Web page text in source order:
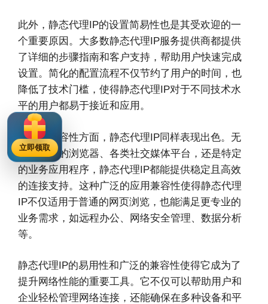
此外，静态代理IP的设置简易性也是其受欢迎的一
个重要原因。大多数静态代理IP服务提供商都提供
了详细的步骤指南和客户支持，帮助用户快速完成
设置。简化的配置流程不仅节约了用户的时间，也
降低了技术门槛，使得静态代理IP对于不同技术水
平的用户都易于接近和应用。
在应用兼容性方面，静态代理IP同样表现出色。无
论是常见的浏览器、各类社交媒体平台，还是特定
的业务应用程序，静态代理IP都能提供稳定且高效
的连接支持。这种广泛的应用兼容性使得静态代理
IP不仅适用于普通的网页浏览，也能满足更专业的
业务需求，如远程办公、网络安全管理、数据分析
等。
静态代理IP的易用性和广泛的兼容性使得它成为了
提升网络性能的重要工具。它不仅可以帮助用户和
企业轻松管理网络连接，还能确保在多种设备和平
立即领取